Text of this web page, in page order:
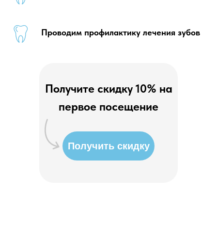
Проводим профилактику лечения зубов
Получите скидку 10% на
первое посещение
Получить скидку